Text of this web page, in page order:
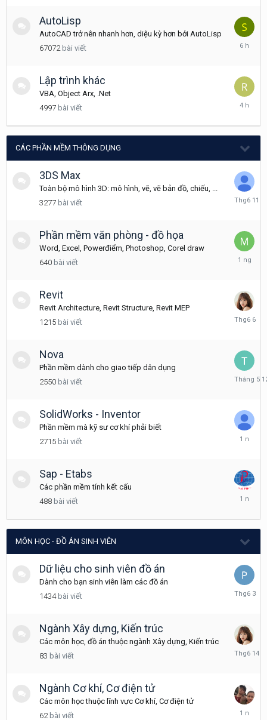
AutoLisp
AutoCAD trở nên nhanh hơn, diệu kỳ hơn bởi AutoLisp
67072 bài viết
Lập trình khác
VBA, Object Arx, .Net
4997 bài viết
trước
CÁC PHẦN MỀM THÔNG DỤNG
3DS Max
Toàn bộ mô hình 3D: mô hình, vẽ, vẽ bản đồ, chiếu, ...
3277 bài viết
Tháng
Phần mềm văn phòng - đồ họa
Word, Excel, Powerđiểm, Photoshop, Corel draw
640 bài viết
Hôm
07:31
Revit
Revit Architecture, Revit Structure, Revit MEP
1215 bài viết
Tháng
Nova
Phần mềm dành cho giao tiếp dân dụng
2550 bài viết
Tháng
SolidWorks - Inventor
Phần mềm mà kỹ sư cơ khí phải biết
2715 bài viết
Tháng
2025
Sap - Etabs
Các phần mềm tính kết cấu
488 bài viết
Tháng
8,
2025
MÔN HỌC - ĐỒ ÁN SINH VIÊN
Dữ liệu cho sinh viên đồ án
Dành cho bạn sinh viên làm các đồ án
1434 bài viết
Tháng
Ngành Xây dựng, Kiến trúc
Các môn học, đồ án thuộc ngành Xây dựng, Kiến trúc
83 bài viết
Tháng
Ngành Cơ khí, Cơ điện tử
Các môn học thuộc lĩnh vực Cơ khí, Cơ điện tử
62 bài viết
Tháng